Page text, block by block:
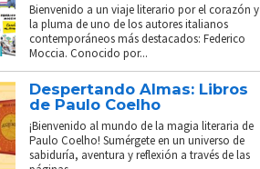
Bienvenido a un viaje literario por el corazón y
la pluma de uno de los autores italianos
contemporáneos más destacados: Federico
Moccia. Conocido por...
Despertando Almas: Libros
de Paulo Coelho
¡Bienvenido al mundo de la magia literaria de
Paulo Coelho! Sumérgete en un universo de
sabiduría, aventura y reflexión a través de las